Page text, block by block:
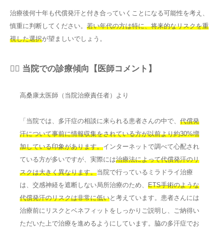
治療後何十年も代償発汗と付き合っていくことになる可能性を考え、
慎重に判断してください。 若い年代の方は特に、将来的なリスクを重
視した選択が望ましいでしょう。
👨‍⚕️ 当院での診療傾向【医師コメント】
高桑康太医師（当院治療責任者）より
「当院では、多汗症の相談に来られる患者さんの中で、 代償発
汗について事前に情報収集をされている方が以前より約30%増
加している印象があります。インターネットで調べて心配され
ている方が多いですが、実際には治療法によって代償発汗のリ
スクは大きく異なります。当院で行っているミラドライ治療
は、交感神経を遮断しない局所治療のため、 ETS手術のような
代償発汗のリスクは非常に低いと考えています。患者さんには
治療前にリスクとベネフィットをしっかりご説明し、ご納得い
ただいた上で治療を進めるようにしています。脇の多汗症でお